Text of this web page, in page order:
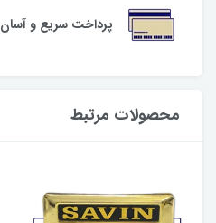
پرداخت سریع و آسان
محصولات مرتبط